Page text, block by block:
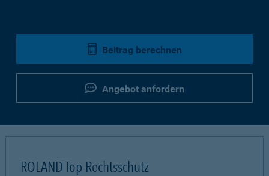
Beitrag berechnen
Angebot anfordern
ROLAND Top-Rechtsschutz